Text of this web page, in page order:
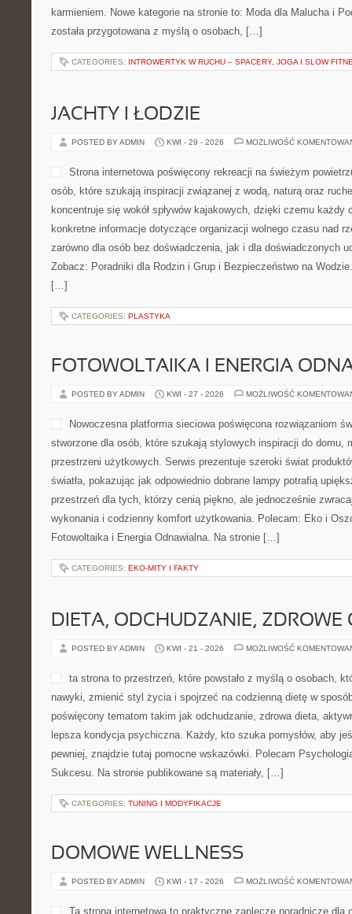
karmieniem. Nowe kategorie na stronie to: Moda dla Malucha i
została przygotowana z myślą o osobach, […]
CATEGORIES: INTROWERTYK W RUCHU – SPACERY, JOGA I SLOW
JACHTY I ŁODZIE
POSTED BY ADMIN KWI - 29 - 2026 MOŻLIWOŚĆ
Strona internetowa poświęcony rekreacji na świeżym
osób, które szukają inspiracji związanej z wodą, naturą oraz
koncentruje się wokół spływów kajakowych, dzięki czemu
konkretne informacje dotyczące organizacji wolnego czasu nad
zarówno dla osób bez doświadczenia, jak i dla doświadczonych
Zobacz: Poradniki dla Rodzin i Grup i Bezpieczeństwo na
[…]
CATEGORIES: PLASTYKA
FOTOWOLTAIKA I ENERGIA
POSTED BY ADMIN KWI - 27 - 2026 MOŻLIWOŚĆ
Nowoczesna platforma sieciowa poświęcona rozwiązaniom
stworzone dla osób, które szukają stylowych inspiracji do domu,
przestrzeni użytkowych. Serwis prezentuje szeroki świat
światła, pokazując jak odpowiednio dobrane lampy potrafią
przestrzeń dla tych, którzy cenią piękno, ale jednocześnie
wykonania i codzienny komfort użytkowania. Polecam: Eko i
Fotowoltaika i Energia Odnawialna. Na stronie […]
CATEGORIES: EKO-MITY I FAKTY
DIETA, ODCHUDZANIE, ZDROWE
POSTED BY ADMIN KWI - 21 - 2026 MOŻLIWOŚĆ
ta strona to przestrzeń, które powstało z myślą o osobach,
nawyki, zmienić styl życia i spojrzeć na codzienną dietę w
poświęcony tematom takim jak odchudzanie, zdrowa dieta,
lepsza kondycja psychiczna. Każdy, kto szuka pomysłów, aby
pewniej, znajdzie tutaj pomocne wskazówki. Polecam
Sukcesu. Na stronie publikowane są materiały, […]
CATEGORIES: TUNING I MODYFIKACJE
DOMOWE WELLNESS
POSTED BY ADMIN KWI - 17 - 2026 MOŻLIWOŚĆ
Ta strona internetowa to praktyczne zaplecze poradnicze dla